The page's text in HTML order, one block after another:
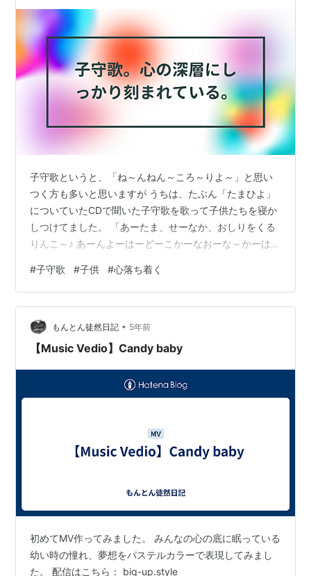
子守歌というと、「ね～んねん～ころ～りよ～」と思い
つく方も多いと思いますが うちは、たぶん「たまひよ」
についていたCDで聞いた子守歌を歌って子供たちを寝か
しつけてました。 「あーたま、せーなか、おしりをくる
りんこ～♪ あーんよーはーどーこかーなおーな～かーはこ
い！！） 夜泣きの時、寝かしつけの時、落ち着かなくな
ってしまったときなどは、必ずこの歌を 歌っていまし
た。 未だに、この歌を歌うと落ち着くようで、やっぱり
小さいころから聞いていた子守歌は 心の深層に刻まれて
いるのだと常々思います。 にほんブログ村
#子守歌 #子供 #心落ち着く
もんとん徒然日記 • 5年前
【Music Vedio】Candy baby
初めてMV作ってみました。 みんなの心の底に眠っている
幼い時の憧れ、夢想をパステルカラーで表現してみまし
た。 配信はこちら： big-up.style